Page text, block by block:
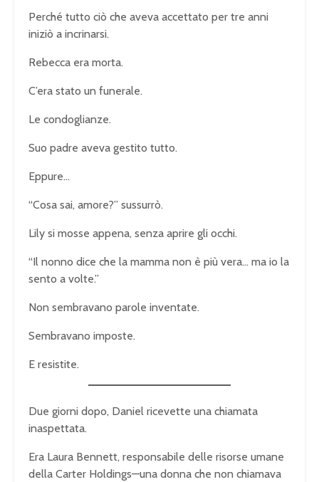
Perché tutto ciò che aveva accettato per tre anni
iniziò a incrinarsi.
Rebecca era morta.
C’era stato un funerale.
Le condoglianze.
Suo padre aveva gestito tutto.
Eppure…
“Cosa sai, amore?” sussurrò.
Lily si mosse appena, senza aprire gli occhi.
“Il nonno dice che la mamma non è più vera… ma io la
sento a volte.”
Non sembravano parole inventate.
Sembravano imposte.
E resistite.
Due giorni dopo, Daniel ricevette una chiamata
inaspettata.
Era Laura Bennett, responsabile delle risorse umane
della Carter Holdings—una donna che non chiamava